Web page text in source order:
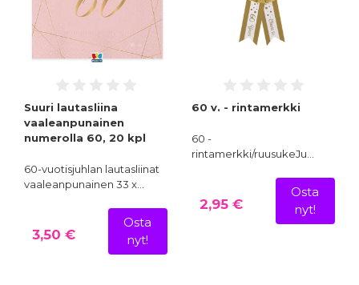
Suuri lautasliina
vaaleanpunainen
numerolla 60, 20 kpl
60-vuotisjuhlan lautasliinat
vaaleanpunainen 33 x…
3,50 €
Osta
nyt!
60 v. - rintamerkki
60 -
rintamerkki/ruusukeJu…
2,95 €
Osta
nyt!